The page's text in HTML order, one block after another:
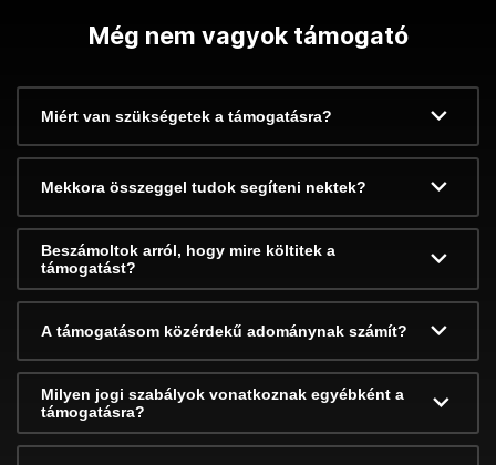
Még nem vagyok támogató
Miért van szükségetek a támogatásra?
Mekkora összeggel tudok segíteni nektek?
Beszámoltok arról, hogy mire költitek a
támogatást?
A támogatásom közérdekű adománynak számít?
Milyen jogi szabályok vonatkoznak egyébként a
támogatásra?